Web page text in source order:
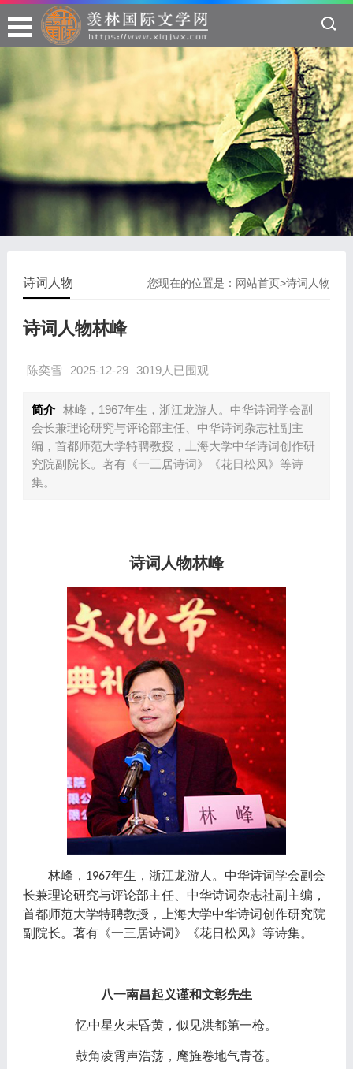
您现在的位置是： 网站首页>诗词人物
诗词人物
诗词人物林峰
陈奕雪 2025-12-29 3019人已围观
简介 林峰，1967年生，浙江龙游人。中华诗词学会副
会长兼理论研究与评论部主任、中华诗词杂志社副主
编，首都师范大学特聘教授，上海大学中华诗词创作研
究院副院长。著有《一三居诗词》《花日松风》等诗
集。
诗词人物林峰
林峰， 1967年生，浙江龙游人。中华诗词学会副会
长兼理论研究与评论部主任、中华诗词杂志社副主编，
首都师范大学特聘教授，上海大学中华诗词创作研究院
副院长。著有《一三居诗词》《花日松风》等诗集。
八一南昌起义谨和文彰先生
忆中星火未昏黄，似见洪都第一枪。
鼓角凌霄声浩荡，麾旌卷地气青苍。